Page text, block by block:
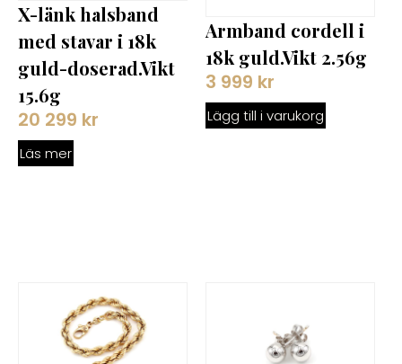
X-länk halsband
med stavar i 18k
guld-doserad.Vikt
15.6g
20 299 kr
Läs mer
Armband cordell i
18k guld.Vikt 2.56g
3 999 kr
Lägg till i varukorg